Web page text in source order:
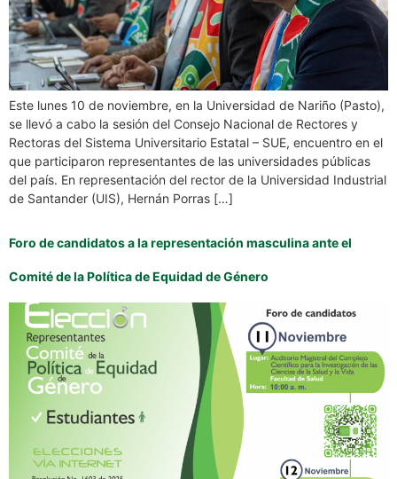
Este lunes 10 de noviembre, en la Universidad de Nariño (Pasto),
se llevó a cabo la sesión del Consejo Nacional de Rectores y
Rectoras del Sistema Universitario Estatal – SUE, encuentro en el
que participaron representantes de las universidades públicas
del país. En representación del rector de la Universidad Industrial
de Santander (UIS), Hernán Porras […]
Foro de candidatos a la representación masculina ante el
Comité de la Política de Equidad de Género